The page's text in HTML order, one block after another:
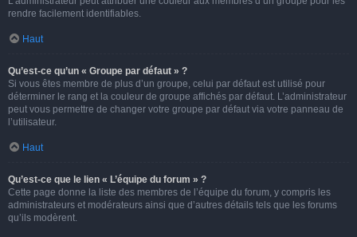
rendre facilement identifiables.
Haut
Qu’est-ce qu’un « Groupe par défaut » ?
Si vous êtes membre de plus d’un groupe, celui par défaut est utilisé pour
déterminer le rang et la couleur de groupe affichés par défaut. L’administrateur
peut vous permettre de changer votre groupe par défaut via votre panneau de
l’utilisateur.
Haut
Qu’est-ce que le lien « L’équipe du forum » ?
Cette page donne la liste des membres de l’équipe du forum, y compris les
administrateurs et modérateurs ainsi que d’autres détails tels que les forums
qu’ils modèrent.